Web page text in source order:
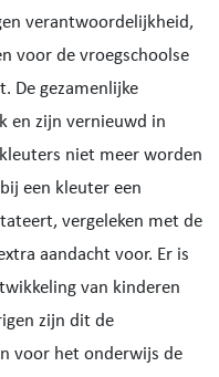
verantwoordelijkheid,
voor de vroegschoolse
De gezamenlijke
en zijn vernieuwd in
niet meer worden
een kleuter een
vergeleken met de
aandacht voor. Er is
van kinderen
zijn dit de
voor het onderwijs de